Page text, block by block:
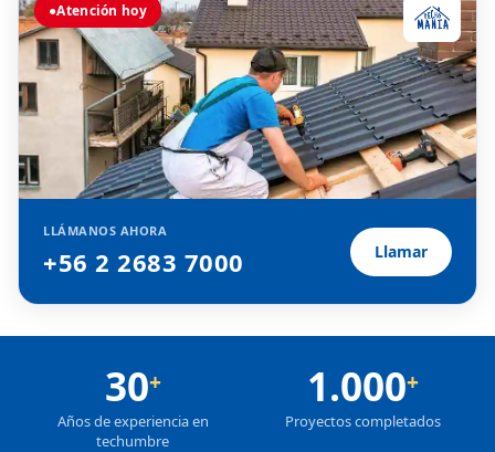
●Atención hoy
LLÁMANOS AHORA
+56 2 2683 7000 Llamar
30+
Años de experiencia en
techumbre
1.000+
Proyectos completados